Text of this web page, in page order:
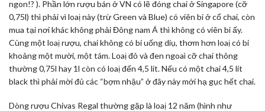
ngon!? ). Phần lớn rượu bán ở VN có lẽ đóng chai ở Singapore (cỡ
0,75l) thì phải vì loaị này (trừ Green và Blue) có viên bi ở cổ chai, còn
mua tại nơi khác không phải Đông nam Á thì không có viên bi ấy.
Cùng một loaị rượu, chai không có bi uống diụ, thơm hơn loaị có bi
khoảng một mười, một tám. Loaị đỏ và đen ngoaì cỡ chai thông
thường 0,75l hay 1l còn có loaị đến 4,5 lít. Nếu có một chai 4,5 lít
black thì phải mời đủ các “bợm nhậu” ở đây này mới hạ gục hết chai.
Dòng rượu Chivas Regal thường gặp là loaị 12 năm (hình như